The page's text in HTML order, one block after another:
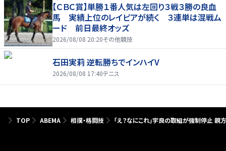
【ＣＢＣ賞】単勝１番人気は左回り３戦３勝の良血
馬 実績上位のレイピアが続く ３連単は混戦ム
ード 前日最終オッズ
2026/08/08 20:20その他競技
石田実莉 逆転勝ちでインハイV
2026/08/08 17:40テニス
TOP ABEMA 相撲・格闘技 「え？なにこれ」宇良の取組が強制停止